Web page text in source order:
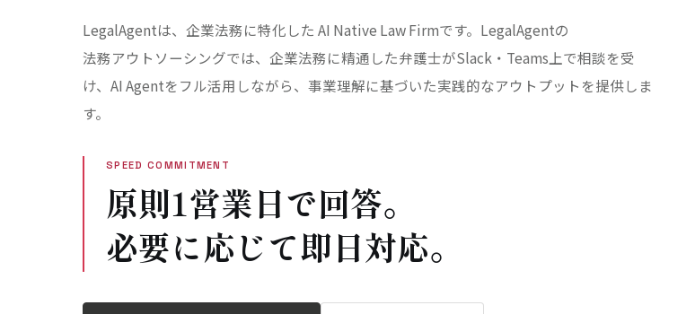
LegalAgentは、企業法務に特化した AI Native Law Firmです。LegalAgentの
法務アウトソーシングでは、企業法務に精通した弁護士がSlack・Teams 上で相談を受
け、 AI Agentをフル活用しながら、事業理解に基づいた実践的なアウトプットを提供しま
す。
SPEED COMMITMENT
原則1営業日で回答。
必要に応じて即日対応。